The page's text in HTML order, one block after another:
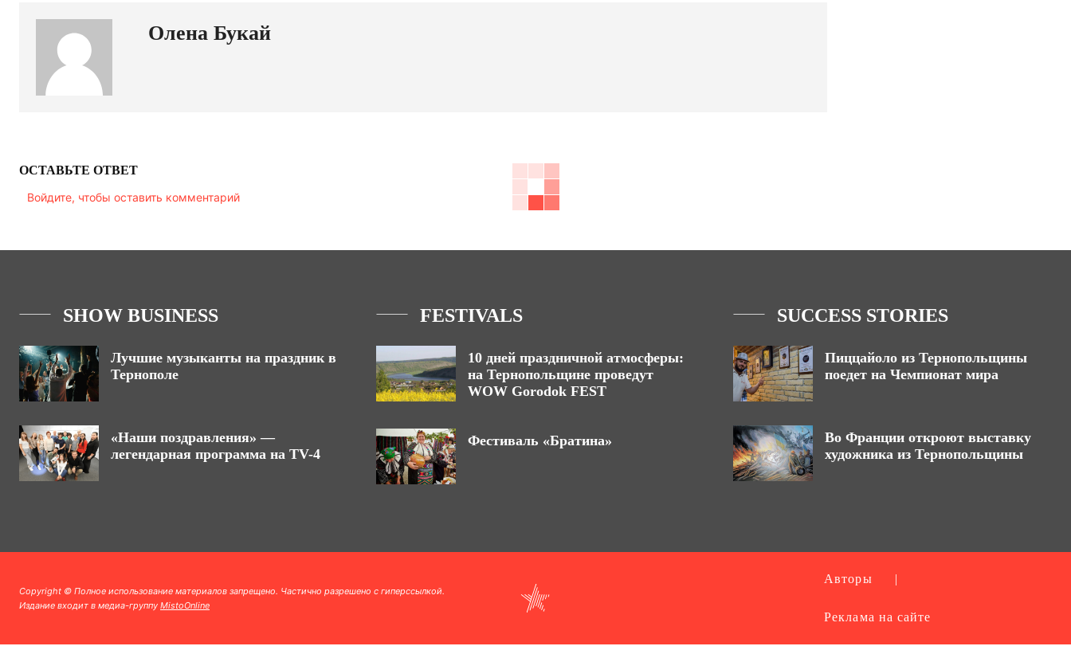
Олена Букай
ОСТАВЬТЕ ОТВЕТ
Войдите, чтобы оставить комментарий
SHOW BUSINESS
Лучшие музыканты на праздник в
Тернополе
«Наши поздравления» —
легендарная программа на TV-4
FESTIVALS
10 дней праздничной атмосферы:
на Тернопольщине проведут
WOW Gorodok FEST
Фестиваль «Братина»
SUCCESS STORIES
Пиццайоло из Тернопольщины
поедет на Чемпионат мира
Во Франции откроют выставку
художника из Тернопольщины
Copyright © Полное использование материалов запрещено. Частично разрешено с гиперссылкой.
Издание входит в медиа-группу MistoOnline
Авторы |
Реклама на сайте